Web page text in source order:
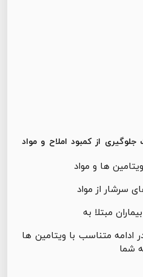
از کمبود املاح و مواد
ها و مواد
سرشار از مواد
مبتلا به
ادامه متناسب با ویتامین ها
شما